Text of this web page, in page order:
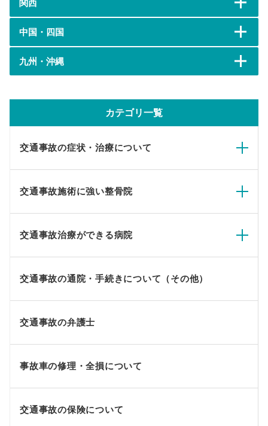
関西
中国・四国
九州・沖縄
カテゴリ一覧
交通事故の症状・治療について
交通事故施術に強い整骨院
交通事故治療ができる病院
交通事故の通院・手続きについて（その他）
交通事故の弁護士
事故車の修理・全損について
交通事故の保険について